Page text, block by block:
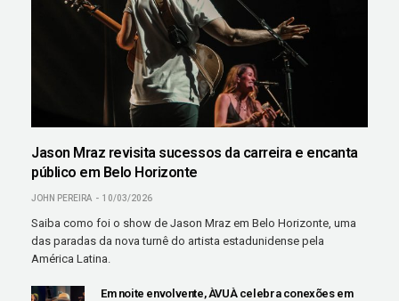
Jason Mraz revisita sucessos da carreira e encanta
público em Belo Horizonte
JOHN PEREIRA 10/03/2026
Saiba como foi o show de Jason Mraz em Belo Horizonte, uma
das paradas da nova turnê do artista estadunidense pela
América Latina.
Em noite envolvente, ÀVUÀ celebra conexões em